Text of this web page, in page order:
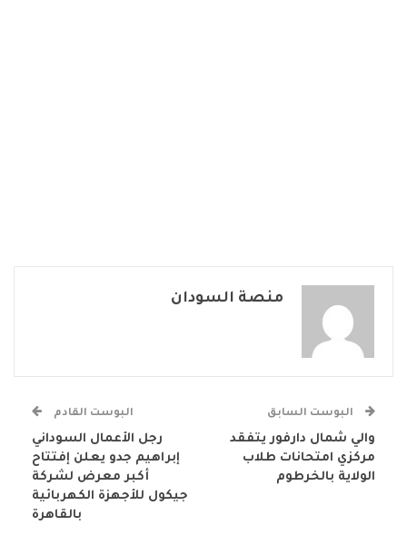
منصة السودان
البوست السابق
والي شمال دارفور يتفقد
مركزي امتحانات طلاب
الولاية بالخرطوم
البوست القادم
رجل الأعمال السوداني
إبراهيم جدو يعلن إفتتاح
أكبر معرض لشركة
جيكول للأجهزة الكهربائية
بالقاهرة